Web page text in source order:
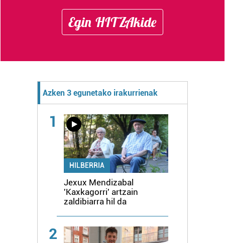
Egin HITZAkide
Azken 3 egunetako irakurrienak
1
HILBERRIA
Jexux Mendizabal
'Kaxkagorri' artzain
zaldibiarra hil da
2